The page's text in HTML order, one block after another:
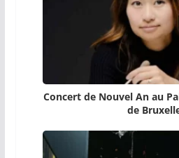
Concert de Nouvel An au
de